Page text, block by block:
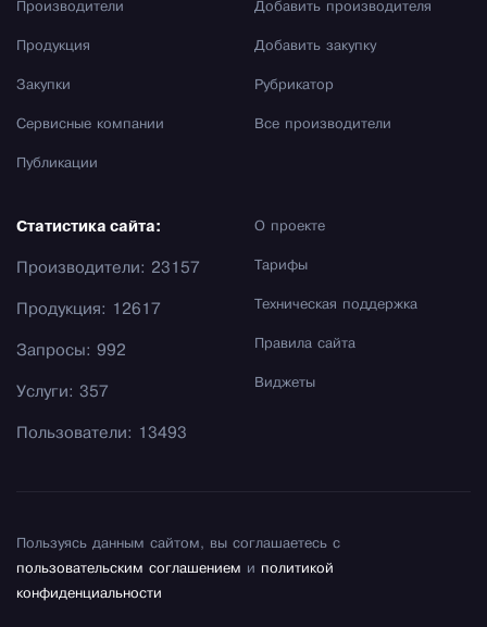
Производители
Продукция
Закупки
Сервисные компании
Публикации
Добавить производителя
Добавить закупку
Рубрикатор
Все производители
О проекте
Тарифы
Техническая поддержка
Правила сайта
Виджеты
Статистика сайта:
Производители: 23157
Продукция: 12617
Запросы: 992
Услуги: 357
Пользователи: 13493
Пользуясь данным сайтом, вы соглашаетесь с
пользовательским соглашением и политикой
конфиденциальности